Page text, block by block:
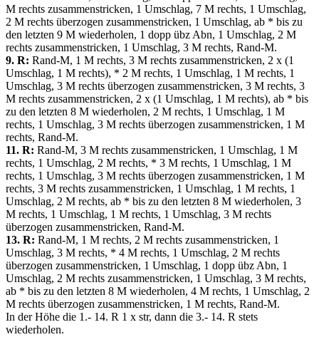
M rechts zusammenstricken, 1 Umschlag, 7 M rechts, 1 Umschlag,
2 M rechts überzogen zusammenstricken, 1 Umschlag, ab * bis zu
den letzten 9 M wiederholen, 1 dopp übz Abn, 1 Umschlag, 2 M
rechts zusammenstricken, 1 Umschlag, 3 M rechts, Rand-M.
9. R: Rand-M, 1 M rechts, 3 M rechts zusammenstricken, 2 х (1
Umschlag, 1 M rechts), * 2 M rechts, 1 Umschlag, 1 M rechts, 1
Umschlag, 3 M rechts überzogen zusammenstricken, 3 M rechts, 3
M rechts zusammenstricken, 2 х (1 Umschlag, 1 M rechts), ab * bis
zu den letzten 8 M wiederholen, 2 M rechts, 1 Umschlag, 1 M
rechts, 1 Umschlag, 3 M rechts überzogen zusammenstricken, 1 M
rechts, Rand-M.
11. R: Rand-M, 3 M rechts zusammenstricken, 1 Umschlag, 1 M
rechts, 1 Umschlag, 2 M rechts, * 3 M rechts, 1 Umschlag, 1 M
rechts, 1 Umschlag, 3 M rechts überzogen zusammenstricken, 1 M
rechts, 3 M rechts zusammenstricken, 1 Umschlag, 1 M rechts, 1
Umschlag, 2 M rechts, ab * bis zu den letzten 8 M wiederholen, 3
M rechts, 1 Umschlag, 1 M rechts, 1 Umschlag, 3 M rechts
überzogen zusammenstricken, Rand-M.
13. R: Rand-M, 1 M rechts, 2 M rechts zusammenstricken, 1
Umschlag, 3 M rechts, * 4 M rechts, 1 Umschlag, 2 M rechts
überzogen zusammenstricken, 1 Umschlag, 1 dopp übz Abn, 1
Umschlag, 2 M rechts zusammenstricken, 1 Umschlag, 3 M rechts,
ab * bis zu den letzten 8 M wiederholen, 4 M rechts, 1 Umschlag, 2
M rechts überzogen zusammenstricken, 1 M rechts, Rand-M.
In der Höhe die 1.- 14. R 1 x str, dann die 3.- 14. R stets
wiederholen.